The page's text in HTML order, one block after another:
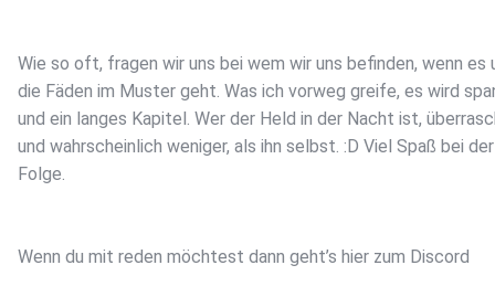
Wie so oft, fragen wir uns bei wem wir uns befinden, wenn es
die Fäden im Muster geht. Was ich vorweg greife, es wird
und ein langes Kapitel. Wer der Held in der Nacht ist,
und wahrscheinlich weniger, als ihn selbst. :D Viel Spaß bei der
Folge.
Wenn du mit reden möchtest dann geht’s hier zum Discord